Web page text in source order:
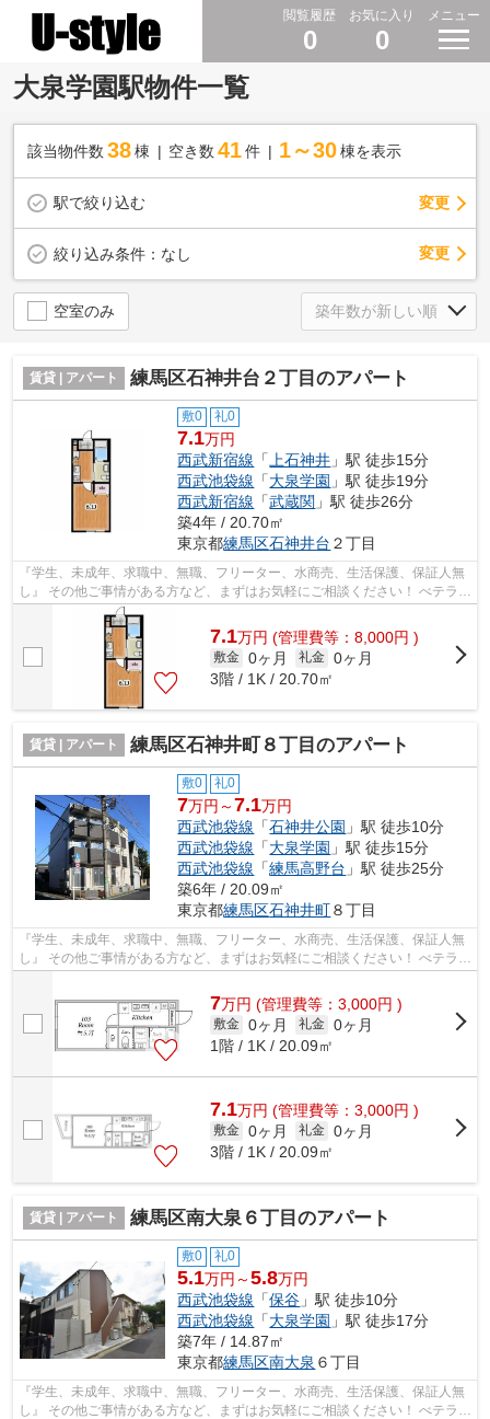
閲覧履歴
0
お気に入り
0
メニュー
大泉学園駅物件一覧
該当物件数 38棟 空き数 41 件 1～30 棟を表示
駅で絞り込む 変更
絞り込み条件： なし 変更
空室のみ
賃貸 | アパート 練馬区石神井台２丁目のアパート
敷0 礼0
7.1万円
西武新宿線 「上石神井 」駅 徒歩15分
西武池袋線 「大泉学園 」駅 徒歩19分
西武新宿線 「武蔵関 」駅 徒歩26分
築4年 / 20.70㎡
東京都練馬区石神井台 ２丁目
『学生、未成年、求職中、無職、フリーター、水商売、生活保護、保証人無
し』 その他ご事情がある方など、まずはお気軽にご相談ください！ べテラン
スタッフが対応致しますのでご希望...
7.1万円 (管理費等：8,000円 )
敷金 0ヶ月 礼金 0ヶ月
3階 / 1K / 20.70㎡
賃貸 | アパート 練馬区石神井町８丁目のアパート
敷0 礼0
7万円～7.1万円
西武池袋線 「石神井公園 」駅 徒歩10分
西武池袋線 「大泉学園 」駅 徒歩15分
西武池袋線 「練馬高野台 」駅 徒歩25分
築6年 / 20.09㎡
東京都練馬区石神井町８丁目
『学生、未成年、求職中、無職、フリーター、水商売、生活保護、保証人無
し』 その他ご事情がある方など、まずはお気軽にご相談ください！ べテラン
7万円 (管理費等：3,000円 )
敷金 0ヶ月 礼金 0ヶ月
1階 / 1K / 20.09㎡
7.1万円 (管理費等：3,000円 )
敷金 0ヶ月 礼金 0ヶ月
3階 / 1K / 20.09㎡
賃貸 | アパート 練馬区南大泉６丁目のアパート
敷0 礼0
5.1万円～5.8万円
西武池袋線 「保谷 」駅 徒歩10分
西武池袋線 「大泉学園 」駅 徒歩17分
築7年 / 14.87㎡
東京都練馬区南大泉 ６丁目
『学生、未成年、求職中、無職、フリーター、水商売、生活保護、保証人無
し』 その他ご事情がある方など、まずはお気軽にご相談ください！ べテラン